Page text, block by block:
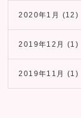
2020年1月 (12)
2019年12月 (1)
2019年11月 (1)